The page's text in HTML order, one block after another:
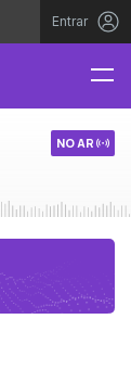
Entrar
NO AR